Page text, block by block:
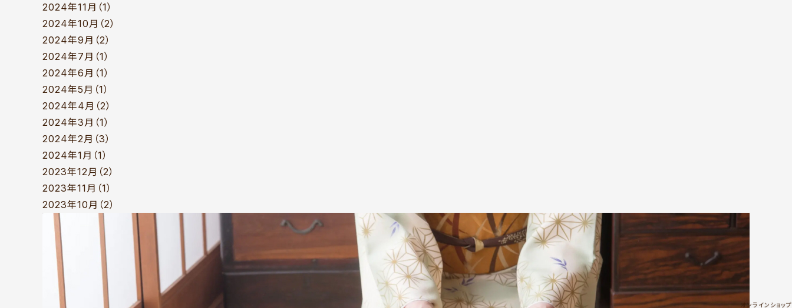
2024年11月（1）
2024年10月（2）
2024年9月（2）
2024年7月（1）
2024年6月（1）
2024年5月（1）
2024年4月（2）
2024年3月（1）
2024年2月（3）
2024年1月（1）
2023年12月（2）
2023年11月（1）
2023年10月（2）
オンラインショップ